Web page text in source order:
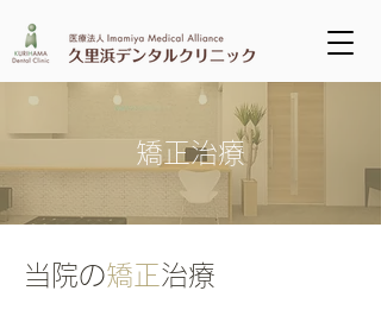
矯正治療
当院の矯正 治療